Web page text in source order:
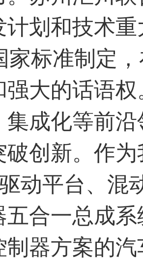
计划和技术
家标准制定
强大的话语
集成化等前
破创新。作
动平台、混
五合一总成
制器方案的